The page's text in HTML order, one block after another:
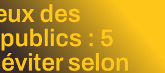
des
: 5
selon